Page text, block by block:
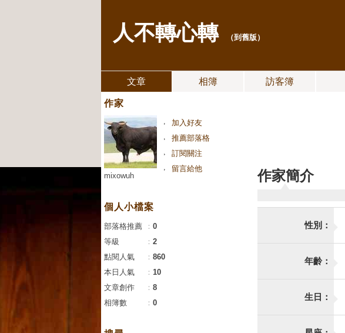
人不轉心轉（到舊版）
文章 相簿 訪客簿
作家簡介
性別：
年齡：
生日：
作家
加入好友
推薦部落格
訂閱關注
留言給他
mixowuh
個人小檔案
部落格推薦 ： 0
等級
： 2
點閱人氣
： 860
本日人氣
： 10
文章創作
： 8
相簿數
： 0